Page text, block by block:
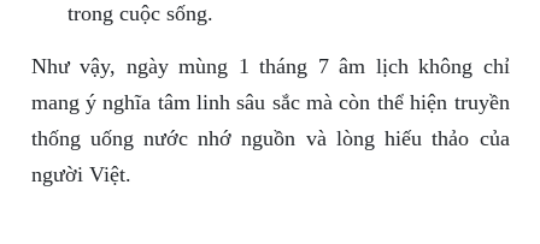
trong cuộc sống.
Như vậy, ngày mùng 1 tháng 7 âm lịch không chỉ
mang ý nghĩa tâm linh sâu sắc mà còn thể hiện truyền
thống uống nước nhớ nguồn và lòng hiếu thảo của
người Việt.